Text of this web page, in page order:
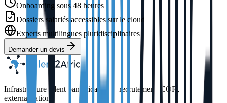
Onboarding sous 48 heures
Dossiers salariés accessibles sur le cloud
Experts multilingues pluridisciplinaires
Demander un devis
Infrastructure talent panafricaine — recrutement, EOR,
externalisation